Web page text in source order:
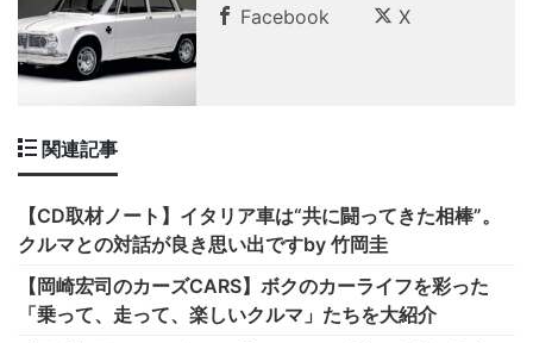
Facebook X
関連記事
【CD取材ノート】イタリア車は“共に闘ってきた相棒”。
クルマとの対話が良き思い出ですby 竹岡圭
【岡崎宏司のカーズCARS】ボクのカーライフを彩った
「乗って、走って、楽しいクルマ」たちを大紹介